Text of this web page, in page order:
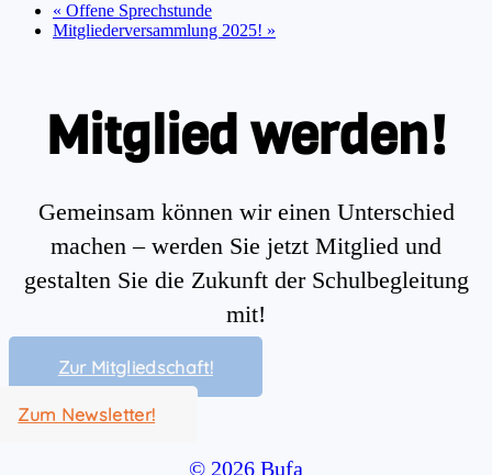
« Offene Sprechstunde
Mitgliederversammlung 2025! »
Mitglied werden!
Gemeinsam können wir einen Unterschied
machen – werden Sie jetzt Mitglied und
gestalten Sie die Zukunft der Schulbegleitung
mit!
Zur Mitgliedschaft!
Zum Newsletter!
© 2026 Bufa